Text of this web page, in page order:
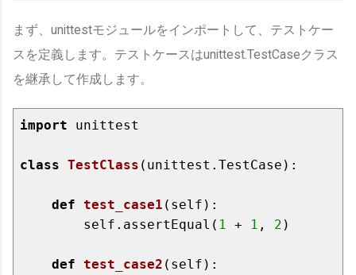
まず、unittestモジュールをインポートして、テストケー
スを定義します。テストケースはunittest.TestCaseクラス
を継承して作成します。
import unittest
class TestClass (unittest.TestCase) :
def test_case1 (self) :
        self.assertEqual(
1 + 1 , 2 )
def test_case2 (self) :